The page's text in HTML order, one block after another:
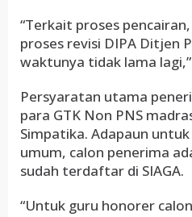
“Terkait proses
proses revisi DIPA Ditjen
waktunya tidak lama
Persyaratan utama
para GTK Non PNS
Simpatika. Adapaun
umum, calon penerima
sudah terdaftar di SIAGA.
“Untuk guru honorer